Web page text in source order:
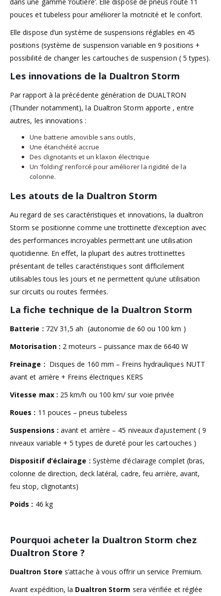
pouces et tubeless pour améliorer la motricité et le confort.
Elle dispose d’un système de suspensions réglables en 45
positions (système de suspension variable en 9 positions +
possibilité de changer les cartouches de suspension ( 5 types).
Les innovations de la Dualtron Storm
Par rapport à la précédente génération de DUALTRON
(Thunder notamment), la Dualtron Storm apporte , entre
autres, les innovations :
Une batterie amovible sans outils,
Une étanchéité accrue
Des clignotants et un klaxon électrique
Un ‘folding’ renforcé pour améliorer la rigidité de la
colonne.
Les atouts de la Dualtron Storm
Au regard de ses caractéristiques et innovations, la dualtron
Storm se positionne comme une trottinette d’exception avec
des performances incroyables permettant une utilisation
quotidienne. En effet, la plupart des autres trottinettes
présentant de telles caractéristiques sont difficilement
utilisables tous les jours et ne permettent qu’une utilisation
sur circuits ou routes fermées.
La fiche technique de la Dualtron Storm
Batterie : 72V 31,5 ah (autonomie de 60 ou 100 km )
Motorisation : 2 moteurs – puissance max de 6640 W
Freinage : Disques de 160 mm – Freins hydrauliques NUTT
avant et arrière + Freins électriques KERS
Vitesse max : 25 km/h ou 100 km/ sur voie privée
Roues : 11 pouces – pneus tubeless
Suspensions : avant et arrière – 45 niveaux d’ajustement ( 9
niveaux variable + 5 types de dureté pour les cartouches )
Dispositif d’éclairage : Système d’éclairage complet (bras,
colonne de direction, deck latéral, cadre, feu arrière, avant,
feu stop, clignotants)
Poids : 46 kg
Pourquoi acheter la Dualtron Storm chez
Dualtron Store ?
Dualtron Stores’attache à vous offrir un service Premium.
Avant expédition, la Dualtron Storm sera vérifiée et réglée